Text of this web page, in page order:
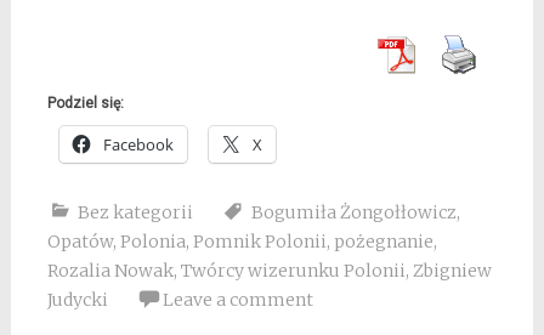
Podziel się:
Facebook X
Bez kategorii Bogumiła Żongołłowicz,
Opatów, Polonia, Pomnik Polonii, pożegnanie,
Rozalia Nowak, Twórcy wizerunku Polonii, Zbigniew
Judycki
Leave a comment